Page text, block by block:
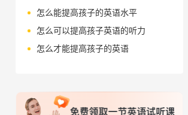
怎么能提高孩子的英语水平
怎么可以提高孩子英语的听力
怎么才能提高孩子的英语